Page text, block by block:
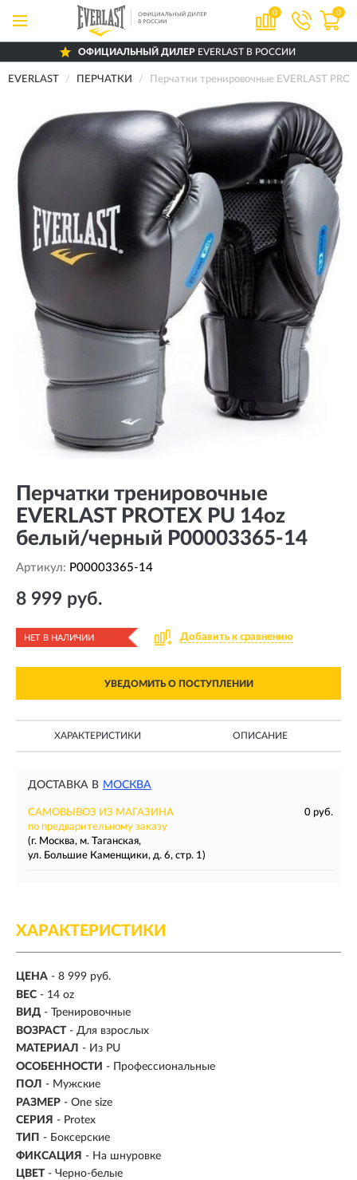
0 0
ОФИЦИАЛЬНЫЙ ДИЛЕР EVERLAST В РОССИИ
EVERLAST ПЕРЧАТКИ Перчатки тренировочные EVERLAST
Перчатки тренировочные
EVERLAST PROTEX PU 14oz
белый/черный P00003365-14
Артикул: P00003365-14
8 999 руб.
НЕТ В НАЛИЧИИ Добавить к сравнению
УВЕДОМИТЬ О ПОСТУПЛЕНИИ
ХАРАКТЕРИСТИКИ ОПИСАНИЕ
ДОСТАВКА В МОСКВА
САМОВЫВОЗ ИЗ МАГАЗИНА
0 руб.
по предварительному заказу
(г. Москва, м. Таганская,
ул. Большие Каменщики, д. 6, стр. 1)
ХАРАКТЕРИСТИКИ
ЦЕНА - 8 999 руб.
ВЕС - 14 oz
ВИД - Тренировочные
ВОЗРАСТ - Для взрослых
МАТЕРИАЛ - Из PU
ОСОБЕННОСТИ - Профессиональные
ПОЛ - Мужские
РАЗМЕР - One size
СЕРИЯ - Protex
ТИП - Боксерские
ФИКСАЦИЯ - На шнуровке
ЦВЕТ - Черно-белые